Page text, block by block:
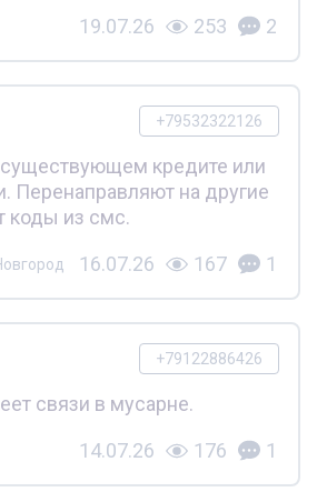
19.07.26 253 2
+79532322126
кредите или
Перенаправляют на другие
коды из смс.
16.07.26 167 1
+79122886426
связи в мусарне.
14.07.26 176 1